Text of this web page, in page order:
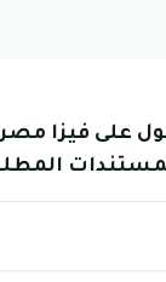
على فيزا